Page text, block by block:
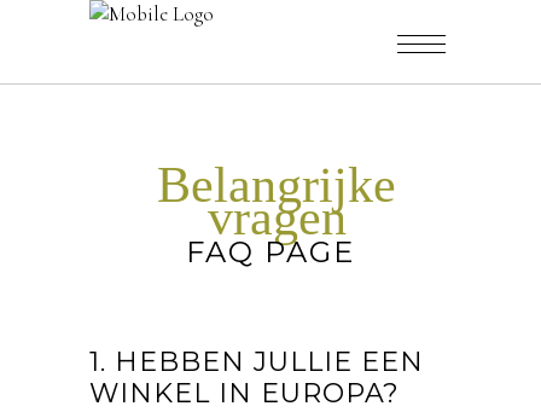
Belangrijke
vragen
FAQ PAGE
1. HEBBEN JULLIE EEN
WINKEL IN EUROPA?